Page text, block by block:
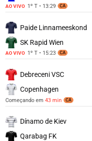
AO VIVO 1º T • 13:29 CA
Paide Linnameeskond
SK Rapid Wien
AO VIVO 1º T • 15:23 CA
Debreceni VSC
Copenhagen
Começando em43 min CA
Dínamo de Kiev
Qarabag FK